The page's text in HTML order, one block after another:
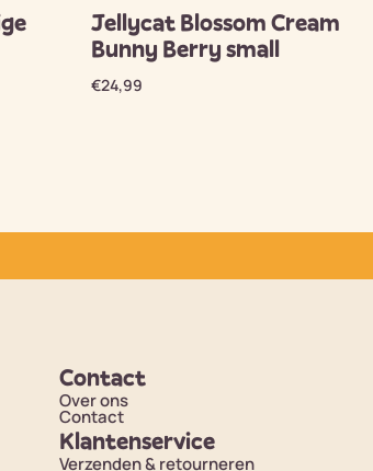
Jellycat Blossom Cream
Bunny Berry small
€24,99
Contact
Over ons
Contact
Klantenservice
Verzenden & retourneren